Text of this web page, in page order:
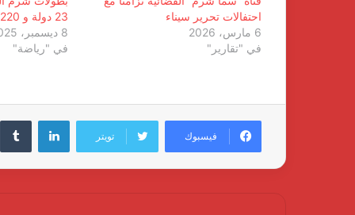
احتفالات تحرير سيناء
6 مارس، 2026
في "تقارير"
23 دولة و 220 لاعب و لاعبة
8 ديسمبر، 2025
في "رياضة"
فيسبوك تويتر
لينكدإن